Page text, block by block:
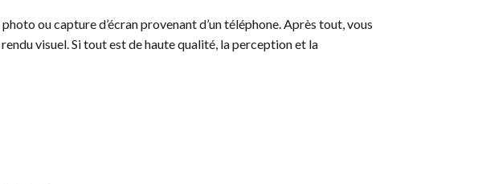
ou capture d’écran provenant d’un téléphone. Après tout, vous
visuel. Si tout est de haute qualité, la perception et la